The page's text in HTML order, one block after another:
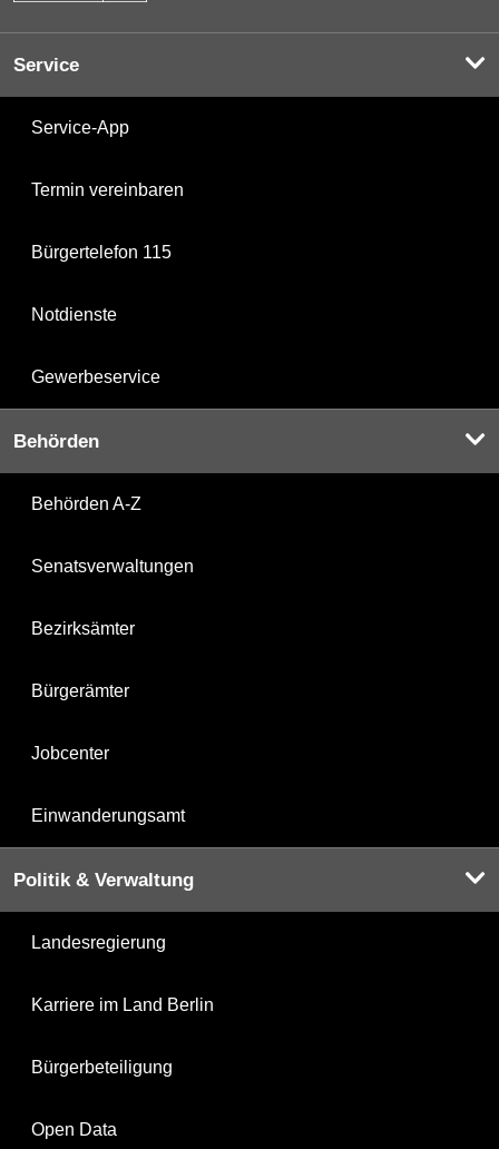
Service
Service-App
Termin vereinbaren
Bürgertelefon 115
Notdienste
Gewerbeservice
Behörden
Behörden A-Z
Senatsverwaltungen
Bezirksämter
Bürgerämter
Jobcenter
Einwanderungsamt
Politik & Verwaltung
Landesregierung
Karriere im Land Berlin
Bürgerbeteiligung
Open Data